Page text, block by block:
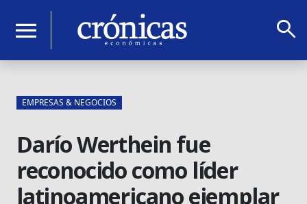
menu search
EMPRESAS & NEGOCIOS
Darío Werthein fue
reconocido como líder
latinoamericano ejemplar